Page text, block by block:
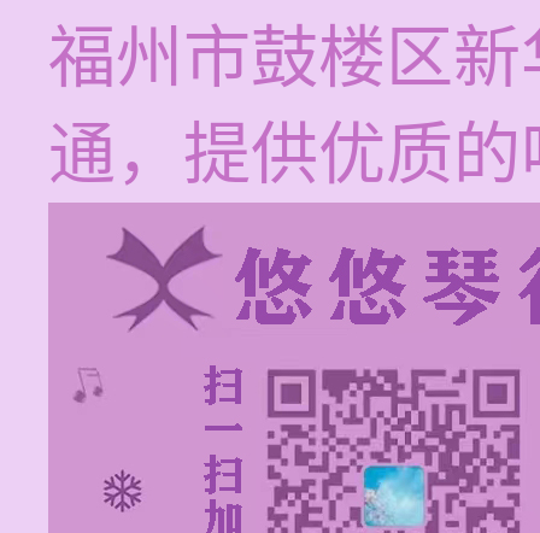
福州市鼓楼区
通，提供优质